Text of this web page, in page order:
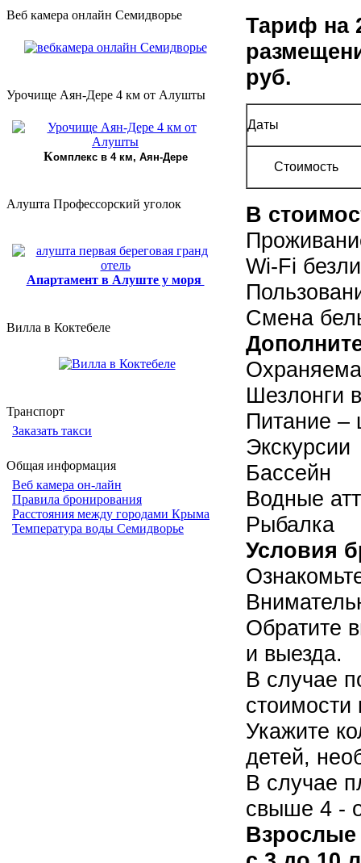
Веб камера онлайн Семидворье
Урочище Аян-Дере 4 км от Алушты
Комплекс в 4 км, Аян-Дере
Алушта Профессорский уголок
Апартамент в Алуште у моря
Вилла в Коктебеле
Транспорт
Заказать такси
Общая информация
Веб камера он-лайн
Правила бронирования
Расстояния между городами Крыма
Температура воды Семидворье
Тариф на
руб.
Даты
Стоимость
В
Wi-Fi
Смена
Шезлонги
Питание –
Экскурсии
Бассейн
Водные
Рыбалка
Условия
Обратите
и выезда.
В случае
Укажите
детей,
В случае
свыше 4 -
Взрослые